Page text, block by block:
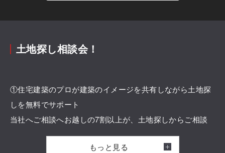
土地探し相談会！
もっと見る
①住宅建築のプロが建築のイメージを共有しながら土地探
しを無料でサポート
当社へご相談へお越しの7割以上が、土地探しからご相談
頂くお客様です。
エリア内の土地をご紹介できる不動産会社と連携し、お客